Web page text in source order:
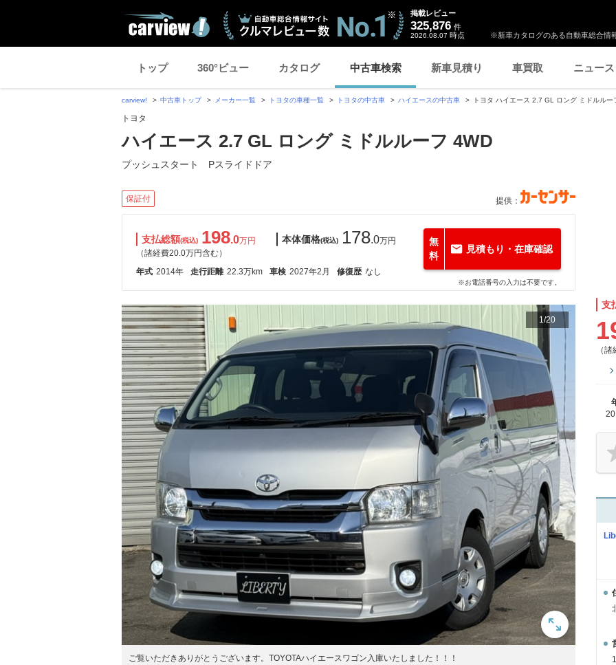
※新車カタログのある自動車総合情
掲載レビュー
325,876 件
2026.08.07 時点
トップ 360°ビュー カタログ 中古車検索 新車見積り 車買取 ニュース
carview! 中古車トップ メーカー一覧 トヨタの車種一覧 トヨタの中古車 ハイエースの中古車 トヨタ ハイエース 2.7 GL ロング ミドルル
トヨタ
ハイエース 2.7 GL ロング ミドルルーフ 4WD
プッシュスタート Pスライドドア
保証付 提供：
支払総額(税込) 198.0万円
（諸経費20.0万円含む）
本体価格(税込) 178.0万円
年式 2014年 走行距離 22.3万km 車検 2027年2月 修復歴 なし
無
料
見積もり・在庫確認
※お電話番号の入力は不要です。
1/20
ご覧いただきありがとうございます。TOYOTAハイエースワゴン入庫いたしました！！！
支
（